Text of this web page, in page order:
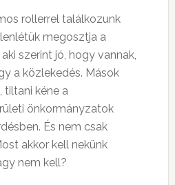
rollerrel találkozunk
megosztja a
szerint jó, hogy vannak,
a közlekedés. Mások
tiltani kéne a
önkormányzatok
És nem csak
akkor kell nekünk
nem kell?